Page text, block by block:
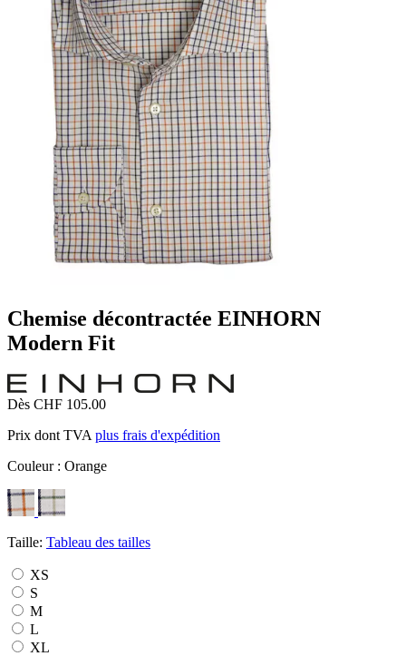
Chemise décontractée EINHORN
Modern Fit
Dès CHF 105.00
Prix dont TVA plus frais d'expédition
Couleur : Orange
Taille: Tableau des tailles
XS
S
M
L
XL